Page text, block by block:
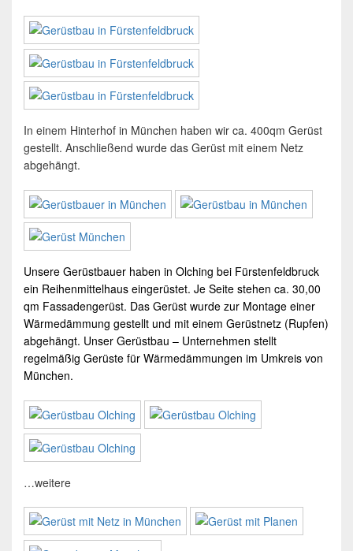
In einem Hinterhof in München haben wir ca. 400qm Gerüst
gestellt. Anschließend wurde das Gerüst mit einem Netz
abgehängt.
Unsere Gerüstbauer haben in Olching bei Fürstenfeldbruck
ein Reihenmittelhaus eingerüstet. Je Seite stehen ca. 30,00
qm Fassadengerüst. Das Gerüst wurde zur Montage einer
Wärmedämmung gestellt und mit einem Gerüstnetz (Rupfen)
abgehängt. Unser Gerüstbau – Unternehmen stellt
regelmäßig Gerüste für Wärmedämmungen im Umkreis von
München.
…weitere